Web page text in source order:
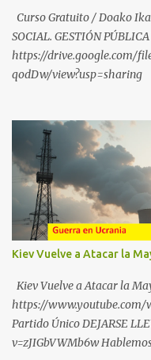
SÍGUENOS EN
sub_confirmation=1
Curso Gratuito / Doako
SOCIAL. GESTIÓN
https://drive.google.com/
qodDw/view?usp=sharing
Kiev Vuelve a Atacar la
Kiev Vuelve a Atacar la
https://www.youtube.com/
Partido Único DEJARSE
v=zJIGbVWMb6w